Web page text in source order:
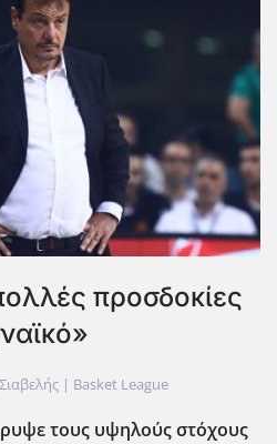
προσδοκίες
| Basket League
τους υψηλούς στόχους